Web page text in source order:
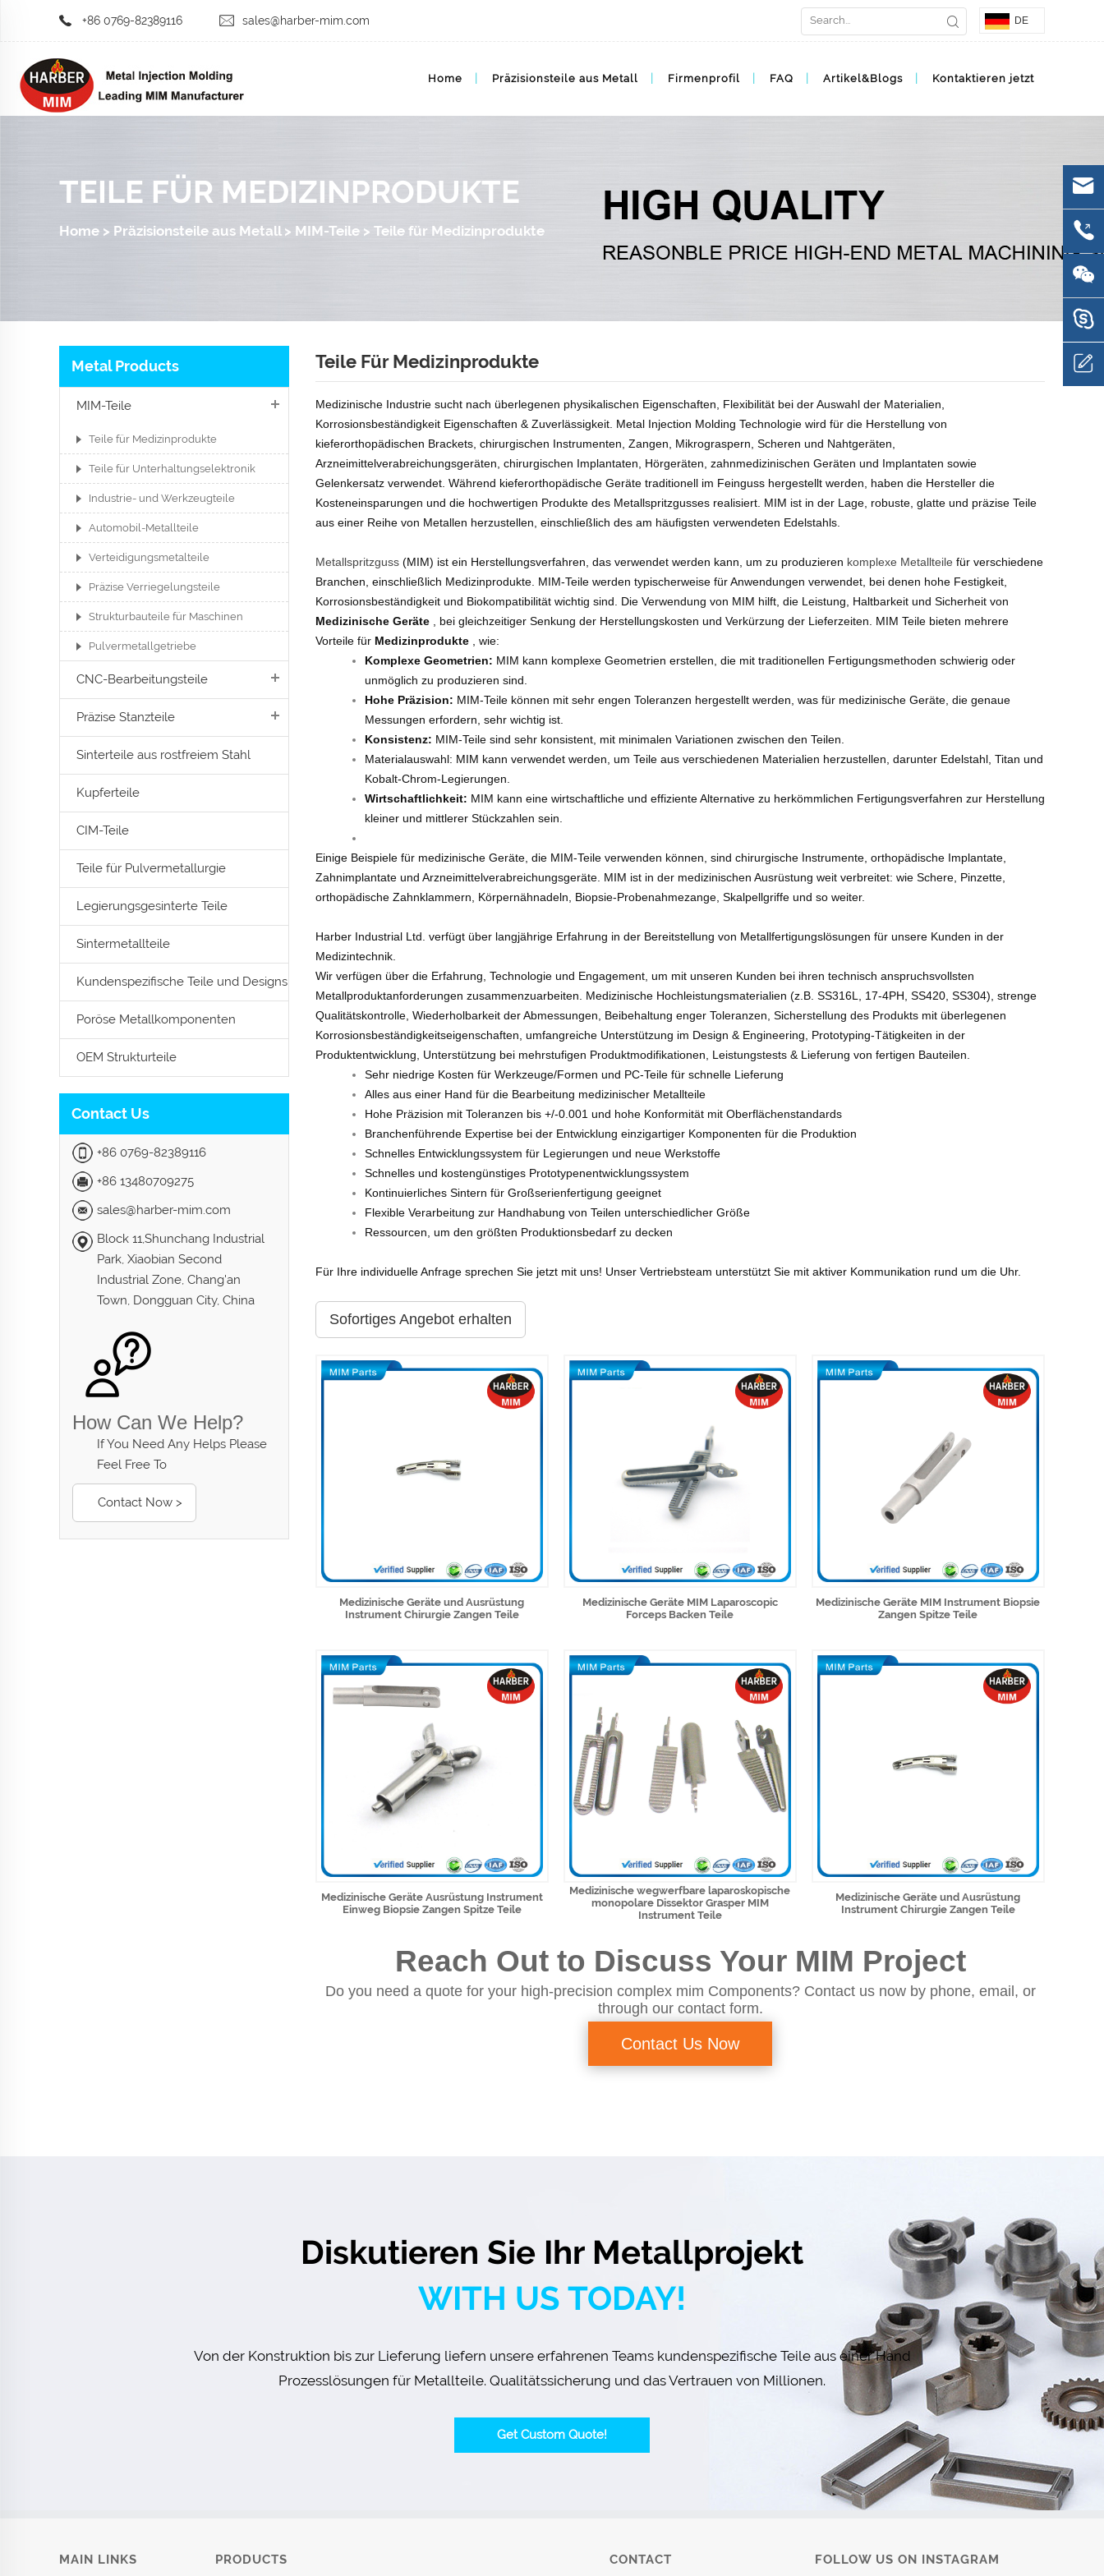
+86 0769-82389116 sales@harber-mim.com DE
Home Präzisionsteile aus Metall Firmenprofil FAQ Artikel&Blogs Kontaktieren jetzt
TEILE FÜR MEDIZINPRODUKTE
Home > Präzisionsteile aus Metall> MIM-Teile > Teile für Medizinprodukte
Metal Products
MIM-Teile
Teile für Medizinprodukte
Teile für Unterhaltungselektronik
Industrie- und Werkzeugteile
Automobil-Metallteile
Verteidigungsmetalteile
Präzise Verriegelungsteile
Strukturbauteile für Maschinen
Pulvermetallgetriebe
CNC-Bearbeitungsteile
Präzise Stanzteile
Sinterteile aus rostfreiem Stahl
Kupferteile
CIM-Teile
Teile für Pulvermetallurgie
Legierungsgesinterte Teile
Sintermetallteile
Kundenspezifische Teile und Designs
Poröse Metallkomponenten
OEM Strukturteile
Contact Us
+86 0769-82389116
+86 13480709275
sales@harber-mim.com
Block 11,Shunchang Industrial
Park, Xiaobian Second
Industrial Zone, Chang'an
Town, Dongguan City, China
How Can We Help?
If You Need Any Helps Please
Feel Free To
Contact Now >
Teile Für Medizinprodukte
Medizinische Industrie sucht nach überlegenen physikalischen Eigenschaften, Flexibilität bei der Auswahl der Materialien,
Korrosionsbeständigkeit Eigenschaften & Zuverlässigkeit. Metal Injection Molding Technologie wird für die Herstellung von
kieferorthopädischen Brackets, chirurgischen Instrumenten, Zangen, Mikrograspern, Scheren und Nahtgeräten,
Arzneimittelverabreichungsgeräten, chirurgischen Implantaten, Hörgeräten, zahnmedizinischen Geräten und Implantaten sowie
Gelenkersatz verwendet. Während kieferorthopädische Geräte traditionell im Feinguss hergestellt werden, haben die Hersteller die
Kosteneinsparungen und die hochwertigen Produkte des Metallspritzgusses realisiert. MIM ist in der Lage, robuste, glatte und präzise Teile
aus einer Reihe von Metallen herzustellen, einschließlich des am häufigsten verwendeten Edelstahls.
Metallspritzguss (MIM) ist ein Herstellungsverfahren, das verwendet werden kann, um zu produzieren komplexe Metallteile für verschiedene
Branchen, einschließlich Medizinprodukte. MIM-Teile werden typischerweise für Anwendungen verwendet, bei denen hohe Festigkeit,
Korrosionsbeständigkeit und Biokompatibilität wichtig sind. Die Verwendung von MIM hilft, die Leistung, Haltbarkeit und Sicherheit von
Medizinische Geräte
, bei gleichzeitiger Senkung der Herstellungskosten und Verkürzung der Lieferzeiten. MIM Teile bieten mehrere
Vorteile für Medizinprodukte
, wie:
Komplexe Geometrien: MIM kann komplexe Geometrien erstellen, die mit traditionellen Fertigungsmethoden schwierig oder
unmöglich zu produzieren sind.
Hohe Präzision: MIM-Teile können mit sehr engen Toleranzen hergestellt werden, was für medizinische Geräte, die genaue
Messungen erfordern, sehr wichtig ist.
Konsistenz: MIM-Teile sind sehr konsistent, mit minimalen Variationen zwischen den Teilen.
Materialauswahl: MIM kann verwendet werden, um Teile aus verschiedenen Materialien herzustellen, darunter Edelstahl, Titan und
Kobalt-Chrom-Legierungen.
Wirtschaftlichkeit: MIM kann eine wirtschaftliche und effiziente Alternative zu herkömmlichen Fertigungsverfahren zur Herstellung
kleiner und mittlerer Stückzahlen sein.
Einige Beispiele für medizinische Geräte, die MIM-Teile verwenden können, sind chirurgische Instrumente, orthopädische Implantate,
Zahnimplantate und Arzneimittelverabreichungsgeräte. MIM ist in der medizinischen Ausrüstung weit verbreitet: wie Schere, Pinzette,
orthopädische Zahnklammern, Körpernähnadeln, Biopsie-Probenahmezange, Skalpellgriffe und so weiter.
Harber Industrial Ltd. verfügt über langjährige Erfahrung in der Bereitstellung von Metallfertigungslösungen für unsere Kunden in der
Medizintechnik.
Wir verfügen über die Erfahrung, Technologie und Engagement, um mit unseren Kunden bei ihren technisch anspruchsvollsten
Metallproduktanforderungen zusammenzuarbeiten. Medizinische Hochleistungsmaterialien (z.B. SS316L, 17-4PH, SS420, SS304), strenge
Qualitätskontrolle, Wiederholbarkeit der Abmessungen, Beibehaltung enger Toleranzen, Sicherstellung des Produkts mit überlegenen
Korrosionsbeständigkeitseigenschaften, umfangreiche Unterstützung im Design & Engineering, Prototyping-Tätigkeiten in der
Produktentwicklung, Unterstützung bei mehrstufigen Produktmodifikationen, Leistungstests & Lieferung von fertigen Bauteilen.
Sehr niedrige Kosten für Werkzeuge/Formen und PC-Teile für schnelle Lieferung
Alles aus einer Hand für die Bearbeitung medizinischer Metallteile
Hohe Präzision mit Toleranzen bis +/-0.001 und hohe Konformität mit Oberflächenstandards
Branchenführende Expertise bei der Entwicklung einzigartiger Komponenten für die Produktion
Schnelles Entwicklungssystem für Legierungen und neue Werkstoffe
Schnelles und kostengünstiges Prototypenentwicklungssystem
Kontinuierliches Sintern für Großserienfertigung geeignet
Flexible Verarbeitung zur Handhabung von Teilen unterschiedlicher Größe
Ressourcen, um den größten Produktionsbedarf zu decken
Für Ihre individuelle Anfrage sprechen Sie jetzt mit uns! Unser Vertriebsteam unterstützt Sie mit aktiver Kommunikation rund um die Uhr.
Sofortiges Angebot erhalten
Medizinische Geräte und Ausrüstung
Instrument Chirurgie Zangen Teile
Medizinische Geräte MIM Laparoscopic
Forceps Backen Teile
Medizinische Geräte MIM Instrument Biopsie
Zangen Spitze Teile
Medizinische Geräte Ausrüstung Instrument
Einweg Biopsie Zangen Spitze Teile
Medizinische wegwerfbare laparoskopische
monopolare Dissektor Grasper MIM
Instrument Teile
Medizinische Geräte und Ausrüstung
Instrument Chirurgie Zangen Teile
Reach Out to Discuss Your MIM Project
Do you need a quote for your high-precision complex mim Components? Contact us now by phone, email, or
through our contact form.
Contact Us Now
Diskutieren Sie Ihr Metallprojekt
WITH US TODAY!
Von der Konstruktion bis zur Lieferung liefern unsere erfahrenen Teams kundenspezifische Teile aus einer Hand
Prozesslösungen für Metallteile. Qualitätssicherung und das Vertrauen von Millionen.
Get Custom Quote!
MAIN LINKS PRODUCTS CONTACT FOLLOW US ON INSTAGRAM